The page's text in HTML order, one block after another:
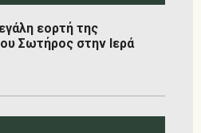
εορτή της
Σωτήρος στην Ιερά